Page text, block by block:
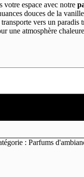
votre espace avec notre
douces de la
vers un paradis
une atmosphère
: Parfums